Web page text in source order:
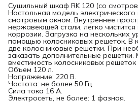
Сушильный шкаф RK 120 (со
Настольная модель
смотровым окном. Внутреннее
нержавеющей стали, легко чистится
коррозии. Загрузка на нескольких
помощью колосниковых решеток. В
две колосниковые решетки. При
заказать дополнительные решетки.
вместимость колосниковых решеток
Объем 120 л.
Напряжение: 220 В.
Частота: не более 50 Гц.
Сила тока 16 А.
Электросеть, не более: 1 фазная.